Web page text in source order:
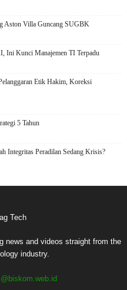
Aston Villa Guncang SUGBK
Ini Kunci Manajemen TI Terpadu
Etik Hakim, Koreksi
5 Tahun
Integritas Peradilan Sedang Krisis?
news and videos straight from the
industry.